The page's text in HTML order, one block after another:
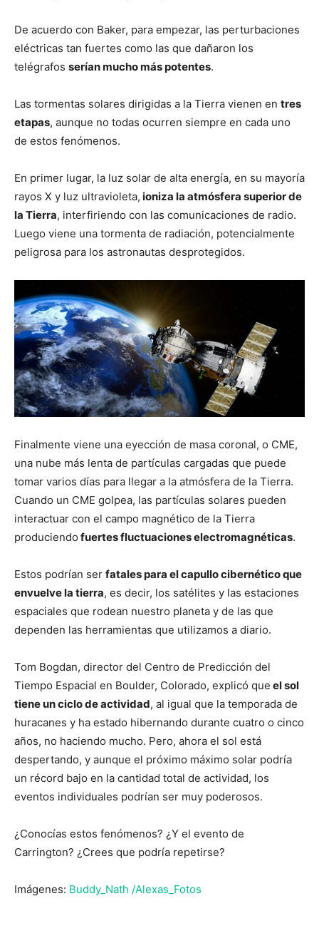
De acuerdo con Baker, para empezar, las perturbaciones
eléctricas tan fuertes como las que dañaron los
telégrafos serían mucho más potentes.
Las tormentas solares dirigidas a la Tierra vienen en tres
etapas, aunque no todas ocurren siempre en cada uno
de estos fenómenos.
En primer lugar, la luz solar de alta energía, en su mayoría
rayos X y luz ultravioleta, ioniza la atmósfera superior de
la Tierra, interfiriendo con las comunicaciones de radio.
Luego viene una tormenta de radiación, potencialmente
peligrosa para los astronautas desprotegidos.
Finalmente viene una eyección de masa coronal, o CME,
una nube más lenta de partículas cargadas que puede
tomar varios días para llegar a la atmósfera de la Tierra.
Cuando un CME golpea, las partículas solares pueden
interactuar con el campo magnético de la Tierra
produciendo fuertes fluctuaciones electromagnéticas.
Estos podrían ser fatales para el capullo cibernético que
envuelve la tierra, es decir, los satélites y las estaciones
espaciales que rodean nuestro planeta y de las que
dependen las herramientas que utilizamos a diario.
Tom Bogdan, director del Centro de Predicción del
Tiempo Espacial en Boulder, Colorado, explicó que el sol
tiene un ciclo de actividad, al igual que la temporada de
huracanes y ha estado hibernando durante cuatro o cinco
años, no haciendo mucho. Pero, ahora el sol está
despertando, y aunque el próximo máximo solar podría
un récord bajo en la cantidad total de actividad, los
eventos individuales podrían ser muy poderosos.
¿Conocías estos fenómenos? ¿Y el evento de
Carrington? ¿Crees que podría repetirse?
Imágenes: Buddy_Nath /Alexas_Fotos